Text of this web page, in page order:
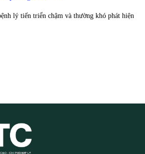
lý tiến triển chậm và thường khó phát hiện